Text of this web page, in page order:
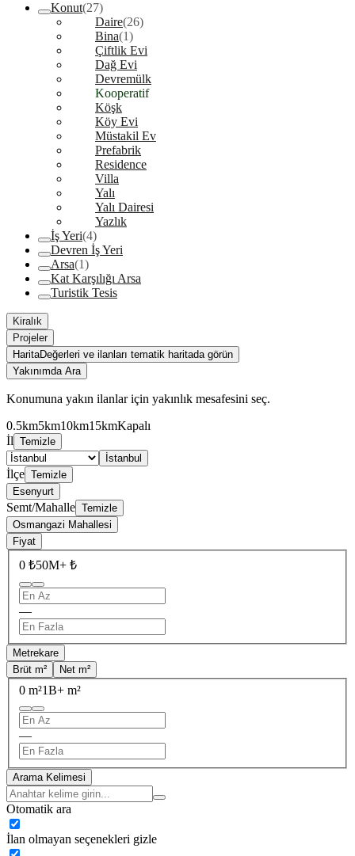
Konut(27)
Daire(26)
Bina(1)
Çiftlik Evi
Dağ Evi
Devremülk
Kooperatif
Köşk
Köy Evi
Müstakil Ev
Prefabrik
Residence
Villa
Yalı
Yalı Dairesi
Yazlık
İş Yeri(4)
Devren İş Yeri
Arsa(1)
Kat Karşılığı Arsa
Turistik Tesis
Kiralık
Projeler
HaritaDeğerleri ve ilanları tematik haritada görün
Yakınımda Ara
Konumuna yakın ilanlar için yakınlık mesafesini seç.
0.5km5km10km15kmKapalı
İl Temizle
İstanbul
İlçe Temizle
Esenyurt
Semt/Mahalle Temizle
Osmangazi Mahallesi
Fiyat
0 ₺50M+ ₺
—
Metrekare
Brüt m²
Net m²
0 m²1B+ m²
—
Arama Kelimesi
Otomatik ara
İlan olmayan seçenekleri gizle